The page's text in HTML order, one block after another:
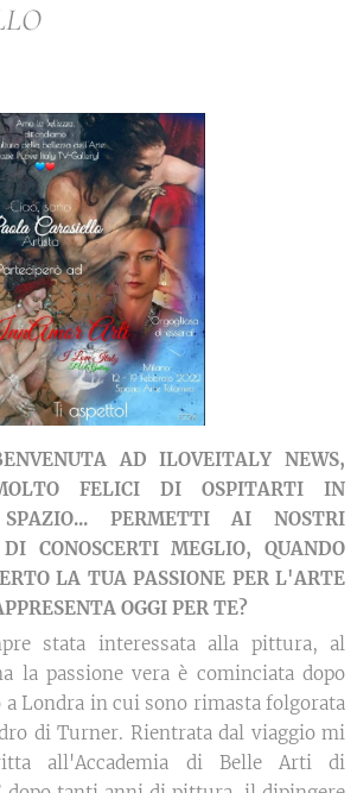
AD ILOVEITALY NEWS,
FELICI DI OSPITARTI IN
SPAZIO... PERMETTI AI NOSTRI
CONOSCERTI MEGLIO, QUANDO
LA TUA PASSIONE PER L'ARTE
OGGI PER TE?
stata interessata alla pittura, al
la passione vera è cominciata dopo
a Londra in cui sono rimasta folgorata
di Turner. Rientrata dal viaggio mi
all'Accademia di Belle Arti di